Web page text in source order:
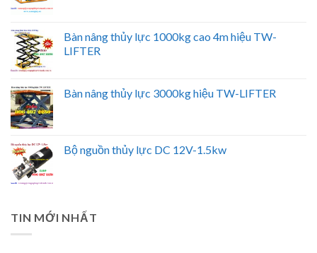
Bàn nâng thủy lực 1000kg cao 4m hiệu TW-
LIFTER
Bàn nâng thủy lực 3000kg hiệu TW-LIFTER
Bộ nguồn thủy lực DC 12V-1.5kw
TIN MỚI NHẤT